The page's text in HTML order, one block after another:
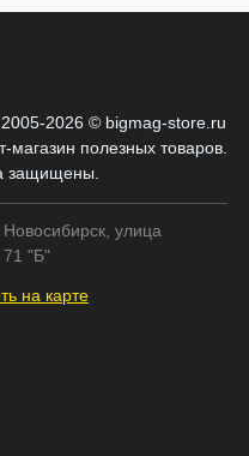
2026 © bigmag-store.ru
магазин полезных товаров.
защищены.
Новосибирск, улица
"Б"
на карте